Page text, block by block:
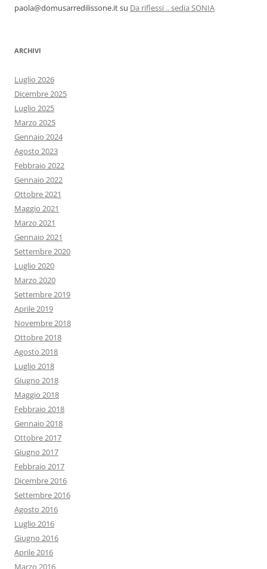
paola@domusarredilissone.itsu Da riflessi .. sedia SONIA
ARCHIVI
Luglio 2026
Dicembre 2025
Luglio 2025
Marzo 2025
Gennaio 2024
Agosto 2023
Febbraio 2022
Gennaio 2022
Ottobre 2021
Maggio 2021
Marzo 2021
Gennaio 2021
Settembre 2020
Luglio 2020
Marzo 2020
Settembre 2019
Aprile 2019
Novembre 2018
Ottobre 2018
Agosto 2018
Luglio 2018
Giugno 2018
Maggio 2018
Febbraio 2018
Gennaio 2018
Ottobre 2017
Giugno 2017
Febbraio 2017
Dicembre 2016
Settembre 2016
Agosto 2016
Luglio 2016
Giugno 2016
Aprile 2016
Marzo 2016